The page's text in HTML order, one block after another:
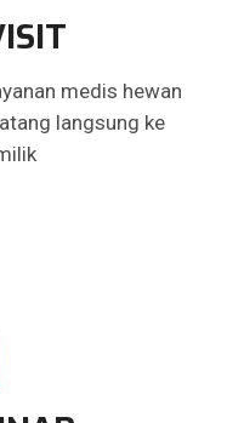
medis hewan
langsung ke